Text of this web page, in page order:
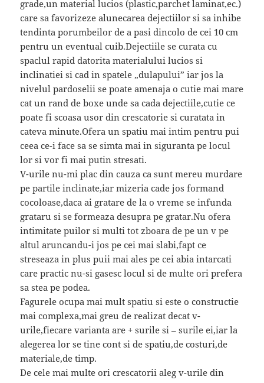
grade,un material lucios (plastic,parchet laminat,ec.)
care sa favorizeze alunecarea dejectiilor si sa inhibe
tendinta porumbeilor de a pasi dincolo de cei 10 cm
pentru un eventual cuib.Dejectiile se curata cu
spaclul rapid datorita materialului lucios si
inclinatiei si cad in spatele „dulapului” iar jos la
nivelul pardoselii se poate amenaja o cutie mai mare
cat un rand de boxe unde sa cada dejectiile,cutie ce
poate fi scoasa usor din crescatorie si curatata in
cateva minute.Ofera un spatiu mai intim pentru pui
ceea ce-i face sa se simta mai in siguranta pe locul
lor si vor fi mai putin stresati.
V-urile nu-mi plac din cauza ca sunt mereu murdare
pe partile inclinate,iar mizeria cade jos formand
cocoloase,daca ai gratare de la o vreme se infunda
grataru si se formeaza desupra pe gratar.Nu ofera
intimitate puilor si multi tot zboara de pe un v pe
altul aruncandu-i jos pe cei mai slabi,fapt ce
streseaza in plus puii mai ales pe cei abia intarcati
care practic nu-si gasesc locul si de multe ori prefera
sa stea pe podea.
Fagurele ocupa mai mult spatiu si este o constructie
mai complexa,mai greu de realizat decat v-
urile,fiecare varianta are + surile si – surile ei,iar la
alegerea lor se tine cont si de spatiu,de costuri,de
materiale,de timp.
De cele mai multe ori crescatorii aleg v-urile din